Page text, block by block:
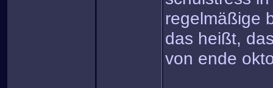
regelmäßige
das heißt,
von ende